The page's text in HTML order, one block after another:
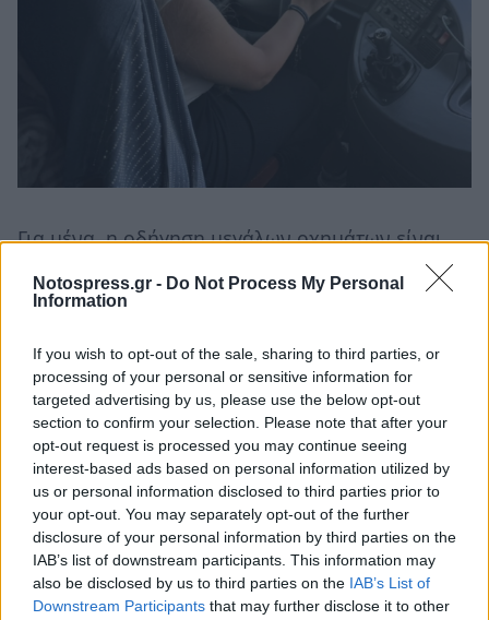
Notospress.gr - Do Not Process My Personal
Information
If you wish to opt-out of the sale, sharing to third parties, or
processing of your personal or sensitive information for
targeted advertising by us, please use the below opt-out
section to confirm your selection. Please note that after your
opt-out request is processed you may continue seeing
interest-based ads based on personal information utilized by
us or personal information disclosed to third parties prior to
your opt-out. You may separately opt-out of the further
disclosure of your personal information by third parties on the
IAB’s list of downstream participants. This information may
also be disclosed by us to third parties on the IAB’s List of
Downstream Participants that may further disclose it to other
Για μένα, η οδήγηση μεγάλων οχημάτων είναι
ελευθερία, υπευθυνότητα και δύναμη. Νιώθω
ότι έχω τον έλεγχο και ότι κάνω κάτι που σπάνια
περηφάνια. Δεν αισθάνθηκα ούτε λεπτό, πως
χρειάζεται να αλλάξω τον εαυτό μου για να
κάνω αυτή τη δουλειά. Όταν δεν εργάζομαι,
ντύνομαι όπως κάθε άλλη νέα κοπέλα. Η
εμφάνισή μου δεν με καθορίζει, η συμπεριφορά
και η ικανότητά μου πίσω από το τιμόνι, είναι
που με ξεχωρίζουν», υπογραμμίζει.
«Θέλω να εξελιχθώ επαγγελματικά, ίσως και να